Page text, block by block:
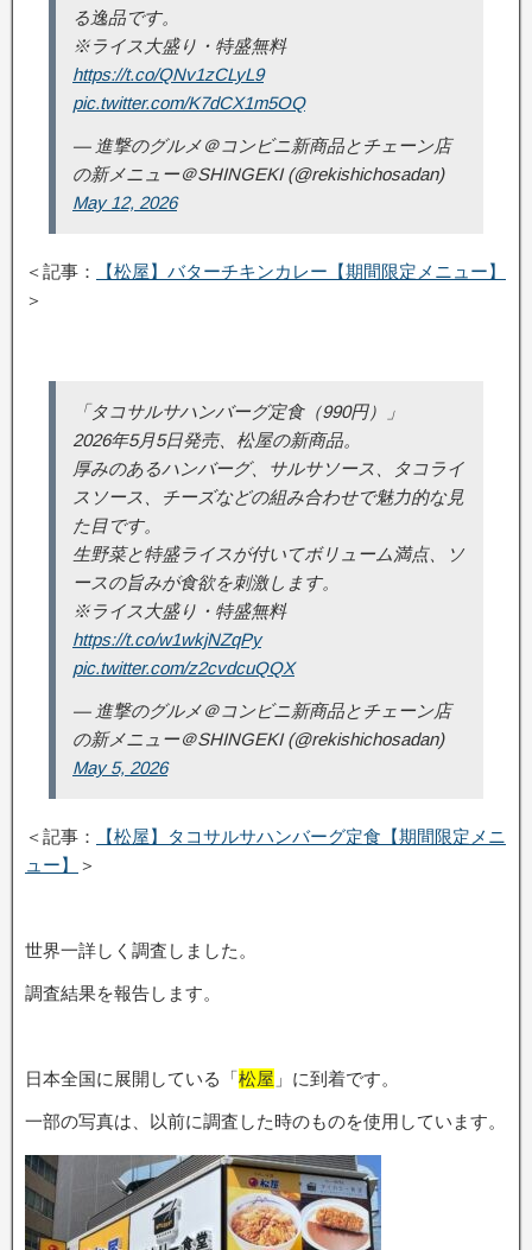
る逸品です。
※ライス大盛り・特盛無料
https://t.co/QNv1zCLyL9
pic.twitter.com/K7dCX1m5OQ
— 進撃のグルメ＠コンビニ新商品とチェーン店
の新メニュー＠SHINGEKI (@rekishichosadan)
May 12, 2026
＜記事：
【松屋】バターチキンカレー【期間限定メニュー】
＞
「タコサルサハンバーグ定食（990円）」
2026年5月5日発売、松屋の新商品。
厚みのあるハンバーグ、サルサソース、タコライ
スソース、チーズなどの組み合わせで魅力的な見
た目です。
生野菜と特盛ライスが付いてボリューム満点、ソ
ースの旨みが食欲を刺激します。
※ライス大盛り・特盛無料
https://t.co/w1wkjNZqPy
pic.twitter.com/z2cvdcuQQX
— 進撃のグルメ＠コンビニ新商品とチェーン店
の新メニュー＠SHINGEKI (@rekishichosadan)
May 5, 2026
＜記事：
【松屋】タコサルサハンバーグ定食【期間限定メニ
ュー】
＞
世界一詳しく調査しました。
調査結果を報告します。
日本全国に展開している「松屋 」に到着です。
一部の写真は、以前に調査した時のものを使用しています。